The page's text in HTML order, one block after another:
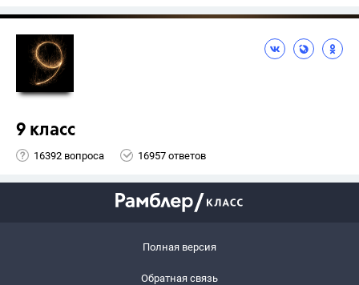
9 класс
16392 вопроса 16957 ответов
Полная версия
Обратная связь